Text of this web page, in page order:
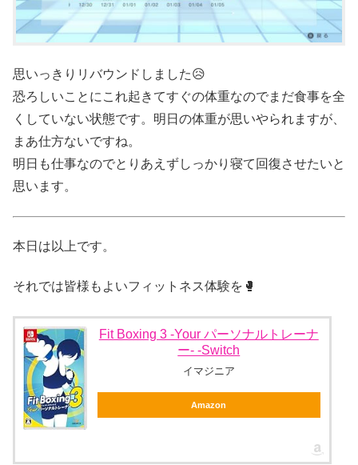
思いっきりリバウンドしました😥
恐ろしいことにこれ起きてすぐの体重なのでまだ食事を全
くしていない状態です。明日の体重が思いやられますが、
まあ仕方ないですね。
明日も仕事なのでとりあえずしっかり寝て回復させたいと
思います。
本日は以上です。
それでは皆様もよいフィットネス体験を🥊
Fit Boxing 3 -Your パーソナルトレーナ
ー- -Switch
イマジニア
Amazon